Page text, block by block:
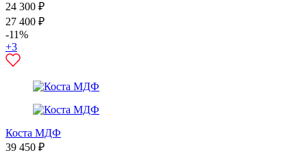
24 300 ₽
27 400 ₽
-11%
+3
Коста МДФ
39 450 ₽